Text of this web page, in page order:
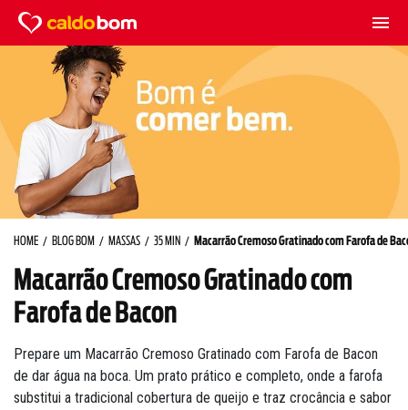
HOME BLOG BOM MASSAS 35 MIN Macarrão Cremoso Gratinado com Farofa de
Macarrão Cremoso Gratinado com
Farofa de Bacon
Prepare um Macarrão Cremoso Gratinado com Farofa de Bacon
de dar água na boca. Um prato prático e completo, onde a farofa
substitui a tradicional cobertura de queijo e traz crocância e sabor